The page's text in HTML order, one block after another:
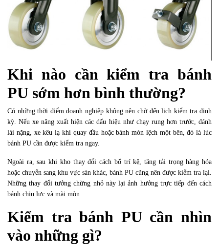
Khi nào cần kiểm tra bánh
PU sớm hơn bình thường?
Có những thời điểm doanh nghiệp không nên chờ đến lịch kiểm tra định
kỳ. Nếu xe nâng xuất hiện các dấu hiệu như chạy rung hơn trước, đánh
lái nặng, xe kêu lạ khi quay đầu hoặc bánh mòn lệch một bên, đó là lúc
bánh PU cần được kiểm tra ngay.
Ngoài ra, sau khi kho thay đổi cách bố trí kệ, tăng tải trọng hàng hóa
hoặc chuyển sang khu vực sàn khác, bánh PU cũng nên được kiểm tra lại.
Những thay đổi tưởng chừng nhỏ này lại ảnh hưởng trực tiếp đến cách
bánh chịu lực và mài mòn.
Kiểm tra bánh PU cần nhìn
vào những gì?